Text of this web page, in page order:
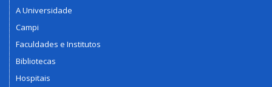
A Universidade
Campi
Faculdades e Institutos
Bibliotecas
Hospitais